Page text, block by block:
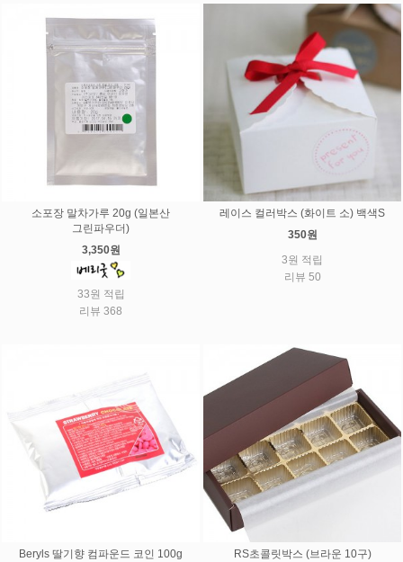
소포장 말차가루 20g (일본산
그린파우더)
3,350원
33원 적립
리뷰 368
레이스 컬러박스 (화이트 소) 백색S
350원
3원 적립
리뷰 50
Beryls 딸기향 컴파운드 코인 100g
RS초콜릿박스 (브라운 10구)